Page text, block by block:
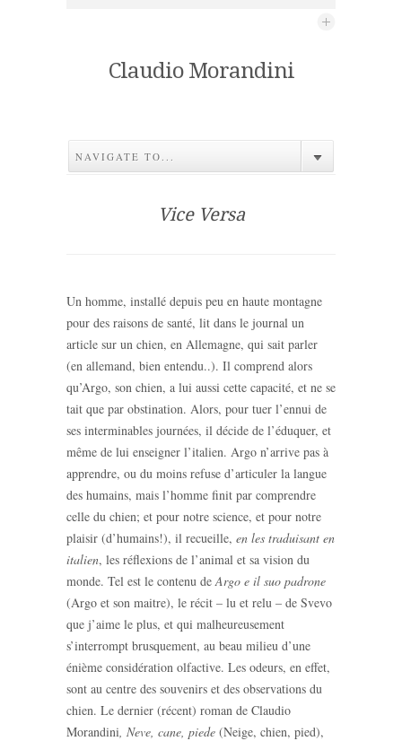
Claudio Morandini
NAVIGATE TO...
Vice Versa
Un homme, installé depuis peu en haute montagne
pour des raisons de santé, lit dans le journal un
article sur un chien, en Allemagne, qui sait parler
(en allemand, bien entendu..). Il comprend alors
qu’Argo, son chien, a lui aussi cette capacité, et ne se
tait que par obstination. Alors, pour tuer l’ennui de
ses interminables journées, il décide de l’éduquer, et
même de lui enseigner l’italien. Argo n’arrive pas à
apprendre, ou du moins refuse d’articuler la langue
des humains, mais l’homme finit par comprendre
celle du chien; et pour notre science, et pour notre
plaisir (d’humains!), il recueille, en les traduisant en
italien, les réflexions de l’animal et sa vision du
monde. Tel est le contenu deArgo e il suo padrone
(Argo et son maitre), le récit – lu et relu – de Svevo
que j’aime le plus, et qui malheureusement
s’interrompt brusquement, au beau milieu d’une
énième considération olfactive. Les odeurs, en effet,
sont au centre des souvenirs et des observations du
chien. Le dernier (récent) roman de Claudio
Morandini, Neve, cane, piede (Neige, chien, pied),